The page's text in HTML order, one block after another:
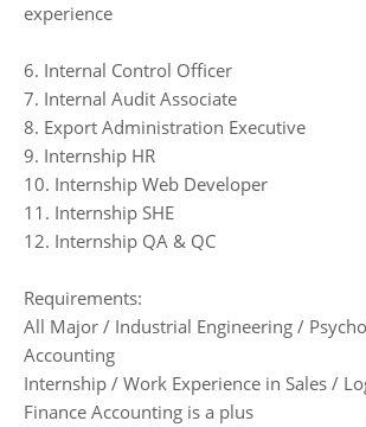
experience
6. Internal Control Officer
7. Internal Audit Associate
8. Export Administration Executive
9. Internship HR
10. Internship Web Developer
11. Internship SHE
12. Internship QA & QC
Requirements:
All Major / Industrial Engineering /
Accounting
Internship / Work Experience in Sales /
Finance Accounting is a plus